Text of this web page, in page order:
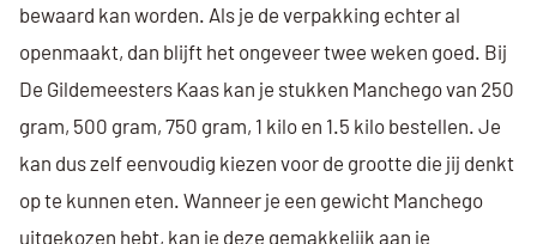
bewaard kan worden. Als je de verpakking echter al
openmaakt, dan blijft het ongeveer twee weken goed. Bij
De Gildemeesters Kaas kan je stukken Manchego van 250
gram, 500 gram, 750 gram, 1 kilo en 1.5 kilo bestellen. Je
kan dus zelf eenvoudig kiezen voor de grootte die jij denkt
op te kunnen eten. Wanneer je een gewicht Manchego
uitgekozen hebt, kan je deze gemakkelijk aan je